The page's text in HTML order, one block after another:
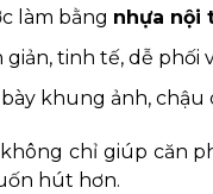
làm bằng nhựa nội
giản, tinh tế, dễ phối
khung ảnh,
chỉ giúp căn
hút hơn.